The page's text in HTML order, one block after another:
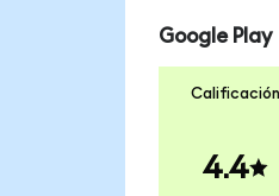
Google Play
Calificación
4.4